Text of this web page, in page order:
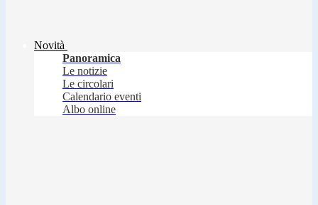
Novità
Panoramica
Le notizie
Le circolari
Calendario eventi
Albo online